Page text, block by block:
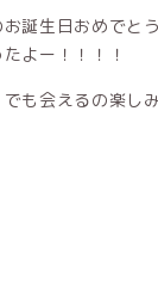
誕生日おめでと
よー！！！！
も会えるの楽し